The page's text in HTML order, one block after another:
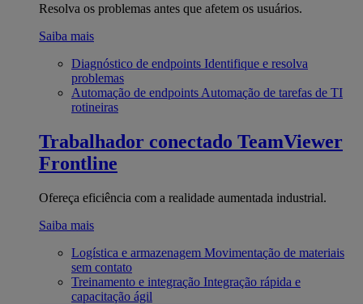
Resolva os problemas antes que afetem os usuários.
Saiba mais
Diagnóstico de endpoints Identifique e resolva
problemas
Automação de endpoints Automação de tarefas de TI
rotineiras
Trabalhador conectado TeamViewer
Frontline
Ofereça eficiência com a realidade aumentada industrial.
Saiba mais
Logística e armazenagem Movimentação de materiais
sem contato
Treinamento e integração Integração rápida e
capacitação ágil